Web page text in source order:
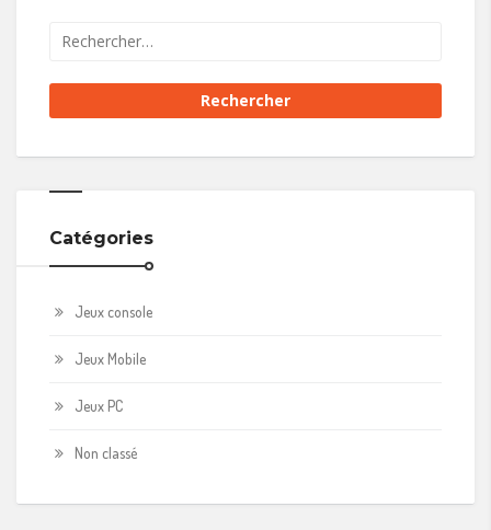
Catégories
Jeux console
Jeux Mobile
Jeux PC
Non classé